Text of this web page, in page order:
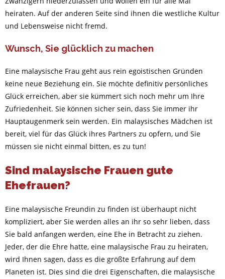
heiraten. Auf der anderen Seite sind ihnen die westliche Kultur
und Lebensweise nicht fremd.
Wunsch, Sie glücklich zu machen
Eine malaysische Frau geht aus rein egoistischen Gründen
keine neue Beziehung ein. Sie möchte definitiv persönliches
Glück erreichen, aber sie kümmert sich noch mehr um Ihre
Zufriedenheit. Sie können sicher sein, dass Sie immer ihr
Hauptaugenmerk sein werden. Ein malaysisches Mädchen ist
bereit, viel für das Glück ihres Partners zu opfern, und Sie
müssen sie nicht einmal bitten, es zu tun!
Sind malaysische Frauen gute
Ehefrauen?
Eine malaysische Freundin zu finden ist überhaupt nicht
kompliziert, aber Sie werden alles an ihr so sehr lieben, dass
Sie bald anfangen werden, eine Ehe in Betracht zu ziehen.
Jeder, der die Ehre hatte, eine malaysische Frau zu heiraten,
wird Ihnen sagen, dass es die größte Erfahrung auf dem
Planeten ist. Dies sind die drei Eigenschaften, die malaysische